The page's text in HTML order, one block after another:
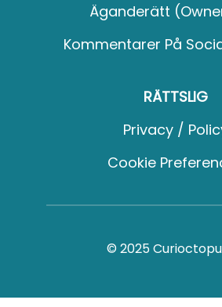
Äganderätt
Kommentarer På
RÄTTSLIG
Privacy /
Cookie
© 2025